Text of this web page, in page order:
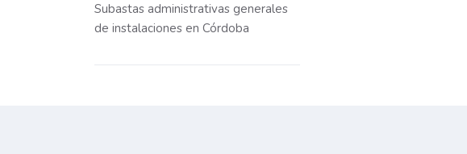
Subastas administrativas generales
de instalaciones en Córdoba